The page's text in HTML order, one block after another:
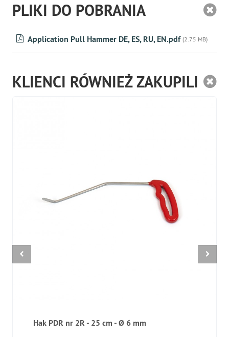
PLIKI DO POBRANIA
Application Pull Hammer DE, ES, RU, EN.pdf (2.75 MB)
KLIENCI RÓWNIEŻ ZAKUPILI
Hak PDR nr 2R - 25 cm - Ø 6 mm